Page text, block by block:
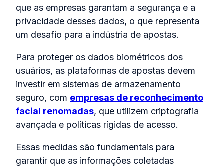
que as empresas garantam a segurança e a
privacidade desses dados, o que representa
um desafio para a indústria de apostas.
Para proteger os dados biométricos dos
usuários, as plataformas de apostas devem
investir em sistemas de armazenamento
seguro, com empresas de reconhecimento
facial renomadas, que utilizem criptografia
avançada e políticas rígidas de acesso.
Essas medidas são fundamentais para
garantir que as informações coletadas